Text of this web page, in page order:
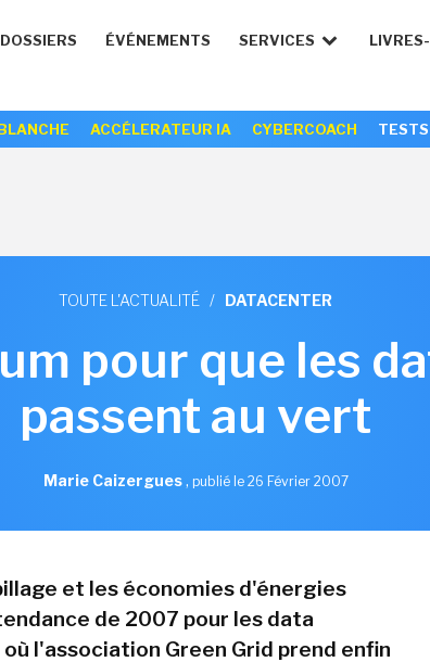
DOSSIERS ÉVÉNEMENTS SERVICES
ACCÉLERATEUR IA CYBERCOACH TESTS
TOUTE L'ACTUALITÉ / DATACENTER
pour que les
passent au vert
Marie Caizergues, publié le 26 Février 2007
et les économies d'énergies
de 2007 pour les data
l'association Green Grid prend enfin